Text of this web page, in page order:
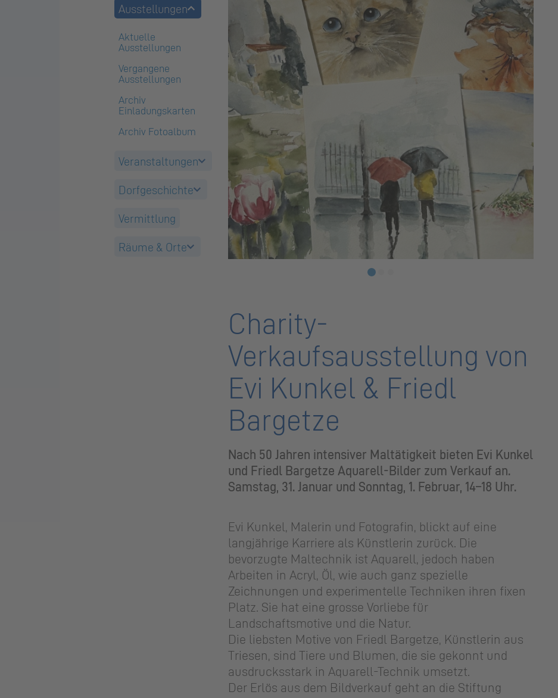
Ausstellungen
Aktuelle
Ausstellungen
Vergangene
Ausstellungen
Archiv
Einladungskarten
Archiv Fotoalbum
Veranstaltungen
Dorfgeschichte
Vermittlung
Räume & Orte
Charity-
Verkaufsausstellung von
Evi Kunkel & Friedl
Bargetze
Nach 50 Jahren intensiver Maltätigkeit bieten Evi Kunkel
und Friedl Bargetze Aquarell-Bilder zum Verkauf an.
Samstag, 31. Januar und Sonntag, 1. Februar, 14–18 Uhr.
Evi Kunkel, Malerin und Fotografin, blickt auf eine
langjährige Karriere als Künstlerin zurück. Die
bevorzugte Maltechnik ist Aquarell, jedoch haben
Arbeiten in Acryl, Öl, wie auch ganz spezielle
Zeichnungen und experimentelle Techniken ihren fixen
Platz. Sie hat eine grosse Vorliebe für
Landschaftsmotive und die Natur.
Die liebsten Motive von Friedl Bargetze, Künstlerin aus
Triesen, sind Tiere und Blumen, die sie gekonnt und
ausdrucksstark in Aquarell-Technik umsetzt.
Der Erlös aus dem Bildverkauf geht an die Stiftung